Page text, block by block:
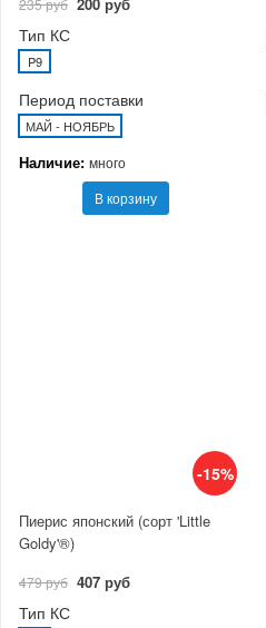
235 руб
Тип КС
P9
Период поставки
МАЙ - НОЯБРЬ
Наличие: много
В корзину
-15%
Пиерис японский (сорт 'Little
Goldy'®)
479 руб 407 руб
Тип КС